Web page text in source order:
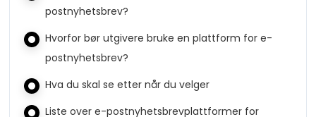
postnyhetsbrev?
Hvorfor bør utgivere bruke en plattform for e-
postnyhetsbrev?
Hva du skal se etter når du velger
Liste over e-postnyhetsbrevplattformer for